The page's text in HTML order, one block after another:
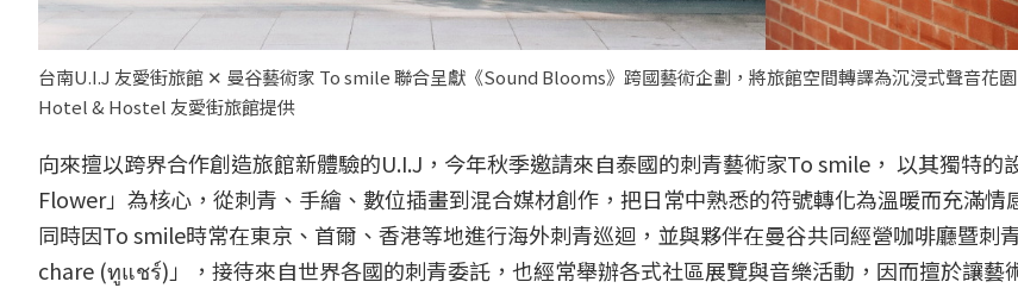
台南U.I.J 友愛街旅館 ✕ 曼谷藝術家 To smile 聯合呈獻《Sound Blooms》跨國藝術企劃，將旅館空間轉譯為沉浸式聲音花
Hotel & Hostel 友愛街旅館提供
向來擅以跨界合作創造旅館新體驗的U.I.J，今年秋季邀請來自泰國的刺青藝術家To smile， 以其獨特的
Flower」為核心，從刺青、手繪、數位插畫到混合媒材創作，把日常中熟悉的符號轉化為溫暖而充滿情
同時因To smile時常在東京、首爾、香港等地進行海外刺青巡迴，並與夥伴在曼谷共同經營咖啡廳暨刺
chare (ทูแชร์)」，接待來自世界各國的刺青委託，也經常舉辦各式社區展覽與音樂活動，因而擅於讓藝